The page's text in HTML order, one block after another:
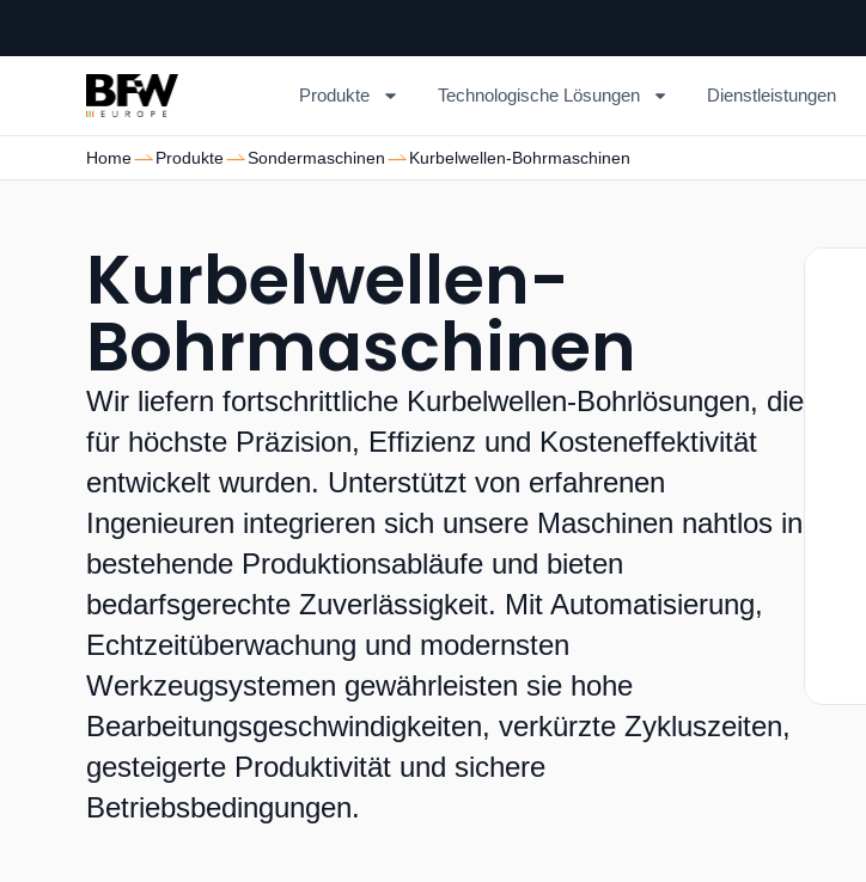
Produkte Technologische Lösungen Dienstleistungen
Home Produkte Sondermaschinen Kurbelwellen-Bohrmaschinen
Kurbelwellen-
Bohrmaschinen
Wir liefern fortschrittliche Kurbelwellen-Bohrlösungen, die
für höchste Präzision, Effizienz und Kosteneffektivität
entwickelt wurden. Unterstützt von erfahrenen
Ingenieuren integrieren sich unsere Maschinen nahtlos in
bestehende Produktionsabläufe und bieten
bedarfsgerechte Zuverlässigkeit. Mit Automatisierung,
Echtzeitüberwachung und modernsten
Werkzeugsystemen gewährleisten sie hohe
Bearbeitungsgeschwindigkeiten, verkürzte Zykluszeiten,
gesteigerte Produktivität und sichere
Betriebsbedingungen.